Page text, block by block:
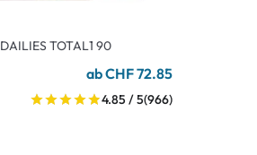
DAILIES TOTAL1 90
ab CHF 72.85
4.85 / 5(966)